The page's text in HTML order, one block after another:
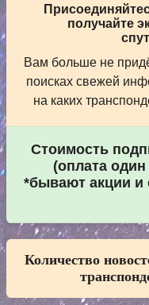
получайте
Вам больше не
поисках свежей
на каких
Стоимость
(оплата один
*бывают акции и
Количество